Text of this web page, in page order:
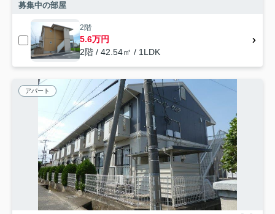
募集中の部屋
2階
5.6万円
2階 / 42.54㎡ / 1LDK
アパート